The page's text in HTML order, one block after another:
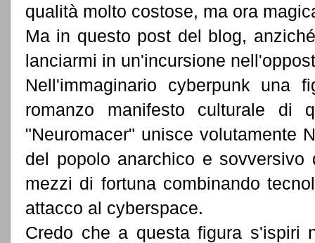
qualità molto costose, ma ora
Ma in questo post del blog,
lanciarmi in un'incursione
Nell'immaginario cyberpunk una
romanzo manifesto culturale di
"Neuromacer" unisce volutamente
del popolo anarchico e
mezzi di fortuna combinando
attacco al cyberspace.
Credo che a questa figura s'ispiri